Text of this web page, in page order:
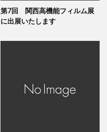
第7回 関西高機能フィルム展
に出展いたします